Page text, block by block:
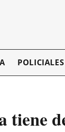
POLICIALES
tiene